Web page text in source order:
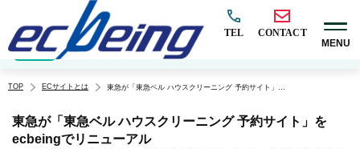
TEL
CONTACT
MENU
TOP ECサイトとは 東急が「東急ベル ハウスクリーニング 予約サイト」をecbeingでリニューアル ～顧客IDの共通化で、予約体験の向上とデータ活用環境の確立を実現～
東急が「東急ベル ハウスクリーニング 予約サイト」を
ecbeingでリニューアル
カテゴリ EC構築 マーケティング BtoB